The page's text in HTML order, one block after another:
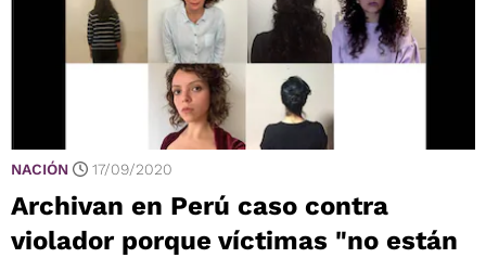
NACIÓN 17/09/2020
Archivan en Perú caso contra
violador porque víctimas "no están